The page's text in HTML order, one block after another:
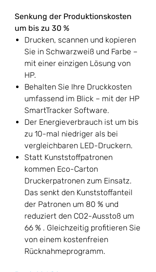
Senkung der Produktionskosten
um bis zu 30 %
Drucken, scannen und kopieren
Sie in Schwarzweiß und Farbe –
mit einer einzigen Lösung von
HP.
Behalten Sie Ihre Druckkosten
umfassend im Blick – mit der HP
SmartTracker Software.
Der Energieverbrauch ist um bis
zu 10-mal niedriger als bei
vergleichbaren LED-Druckern.
Statt Kunststoffpatronen
kommen Eco-Carton
Druckerpatronen zum Einsatz.
Das senkt den Kunststoffanteil
der Patronen um 80 % und
reduziert den CO2-Ausstoß um
66 % . Gleichzeitig profitieren Sie
von einem kostenfreien
Rücknahmeprogramm.